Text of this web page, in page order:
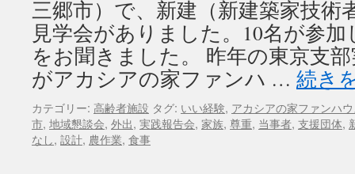
三郷市）で、新建（新建築家技術
見学会がありました。10名が参
をお聞きました。 昨年の東京支
がアカシアの家ファンハ … 続き
カテゴリー: 高齢者施設 タグ: いい経験, アカシアの家ファンハ
市, 地域懇談会, 外出, 実践報告会, 家族, 尊重, 当事者, 支援団体,
なし, 設計, 農作業, 食事